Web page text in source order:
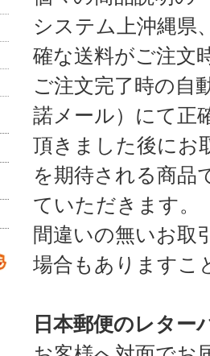
システム上沖縄県
確な送料がご注文
ご注文完了時の自
諾メール）にて正
頂きました後にお
を期待される商品
ていただきます。
間違いの無いお取
場合もありますこ
日本郵便のレター